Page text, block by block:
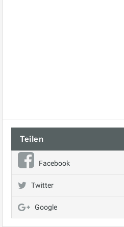
Teilen
Facebook
Twitter
Google